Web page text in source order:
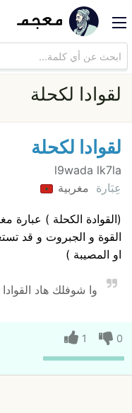
لقوادا لكحلة
لقوادا لكحلة
l9wada lk7la
عِبَارة مغربية
(القوادة الكحلة ) عبارة
القوة و الجبروت و قد
او المصيبة )
وا شوفلك هاد القوادا
0
1